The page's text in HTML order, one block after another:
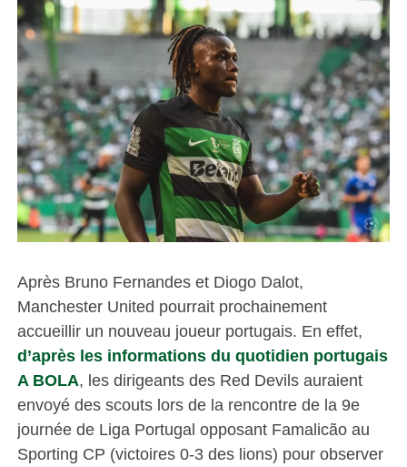
Après Bruno Fernandes et Diogo Dalot,
Manchester United pourrait prochainement
accueillir un nouveau joueur portugais. En effet,
d’après les informations du quotidien portugais
A BOLA, les dirigeants des Red Devils auraient
envoyé des scouts lors de la rencontre de la 9e
journée de Liga Portugal opposant Famalicão au
Sporting CP (victoires 0-3 des lions) pour observer